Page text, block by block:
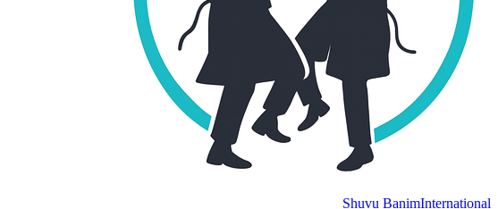
Shuvu BanimInternational